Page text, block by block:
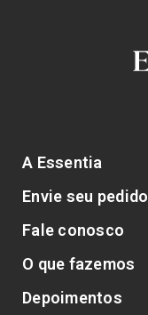
A Essentia
Envie seu pedido
Fale conosco
O que fazemos
Depoimentos